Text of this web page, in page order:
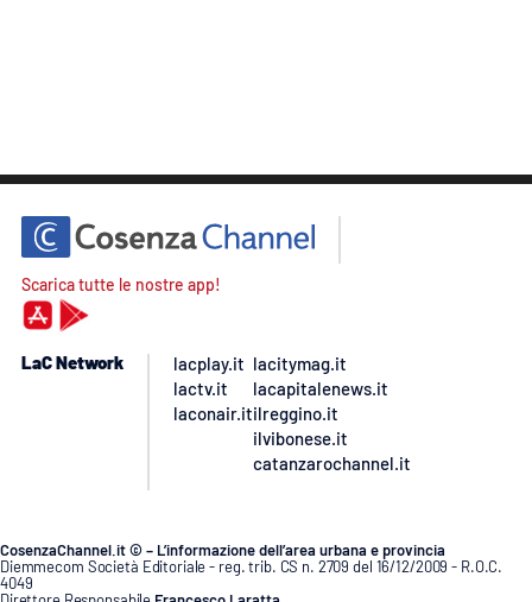
Scarica tutte le nostre app!
LaC Network
lacplay.it
lactv.it
laconair.it
lacitymag.it
lacapitalenews.it
ilreggino.it
ilvibonese.it
catanzarochannel.it
CosenzaChannel.it © – L’informazione dell’area urbana e provincia
Diemmecom Società Editoriale - reg. trib. CS n. 2709 del 16/12/2009 - R.O.C.
4049